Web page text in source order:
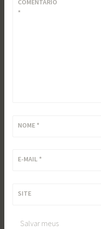
*
NOME *
E-MAIL *
SITE
Salvar meus